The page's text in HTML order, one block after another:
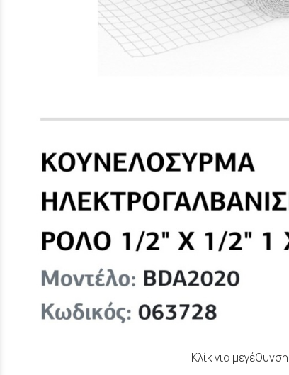
Κλίκ για μεγέθυνση